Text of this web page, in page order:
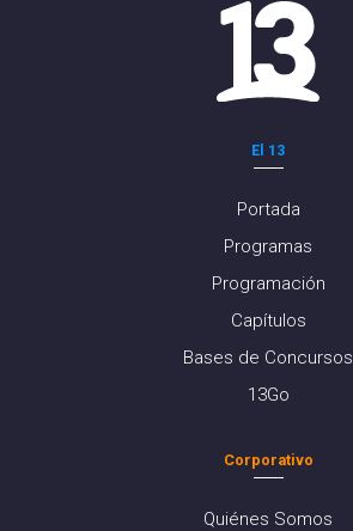
El 13
Portada
Programas
Programación
Capítulos
Bases de Concursos
13Go
Corporativo
Quiénes Somos